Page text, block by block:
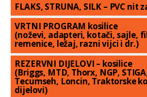
FLAKS, STRUNA, SILK – PVC nit
VRTNI PROGRAM kosilice
(noževi, adapteri, kotači, sajle,
remenice, ležaj, razni vijci i dr.)
REZERVNI DIJELOVI – kosilice
(Briggs, MTD, Thorx, NGP,
Tecumseh, Loncin, Traktorske
dijelovi)